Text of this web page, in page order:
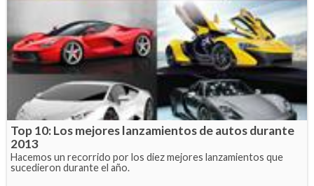
Top 10: Los mejores lanzamientos de autos durante
2013
Hacemos un recorrido por los diez mejores lanzamientos que
sucedieron durante el año.